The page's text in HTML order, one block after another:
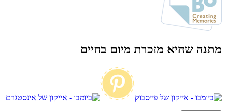
מתנה שהיא מזכרת מיום בחיים